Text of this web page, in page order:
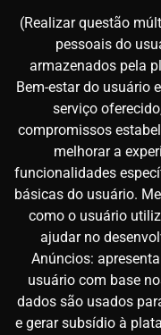
(Realizar questão
pessoais do
armazenados pela
Bem-estar do usuário
serviço
compromissos
melhorar a
funcionalidades
básicas do usuário.
como o usuário
ajudar no
Anúncios:
usuário com base
dados são usados
e gerar subsídio à